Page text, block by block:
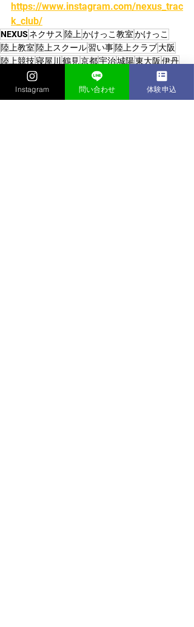
https://www.instagram.com/nexus_trac
k_club/
NEXUS ネクサス 陸上かけっこ教室かけっこ
陸上教室 陸上スクール習い事陸上クラブ大阪
陸上競技寝屋川 鶴見京都宇治城陽東大阪 伊丹
走り方 中学生茨木 高校生高槻
かけっこクラブ/陸上クラブ
Instagram 問い合わせ 体験申込